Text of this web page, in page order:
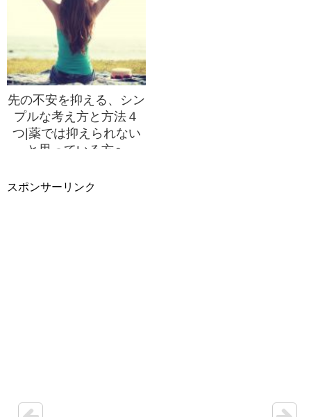
先の不安を抑える、シン
プルな考え方と方法４
つ|薬では抑えられない
と思っている方へ
スポンサーリンク